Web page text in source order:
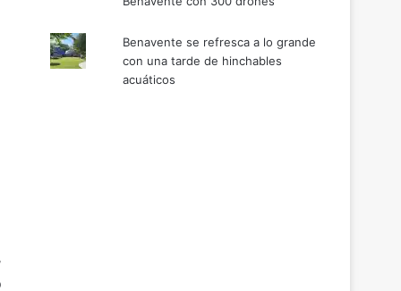
Benavente se refresca a lo grande
con una tarde de hinchables
acuáticos